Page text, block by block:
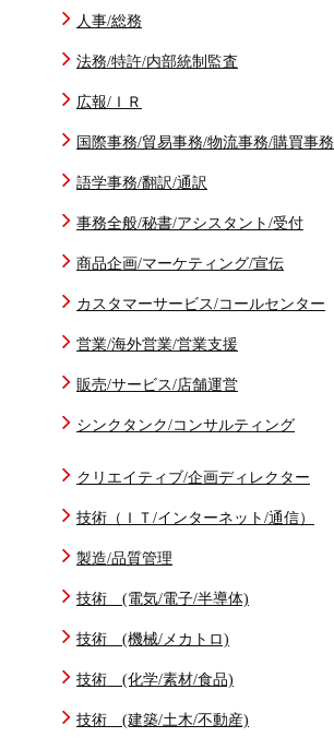
人事/総務
法務/特許/内部統制監査
広報/ＩＲ
国際事務/貿易事務/物流事務/購買事務
語学事務/翻訳/通訳
事務全般/秘書/アシスタント/受付
商品企画/マーケティング/宣伝
カスタマーサービス/コールセンター
営業/海外営業/営業支援
販売/サービス/店舗運営
シンクタンク/コンサルティング
クリエイティブ/企画ディレクター
技術（ＩＴ/インターネット/通信）
製造/品質管理
技術 (電気/電子/半導体)
技術 (機械/メカトロ)
技術 (化学/素材/食品)
技術 (建築/土木/不動産)